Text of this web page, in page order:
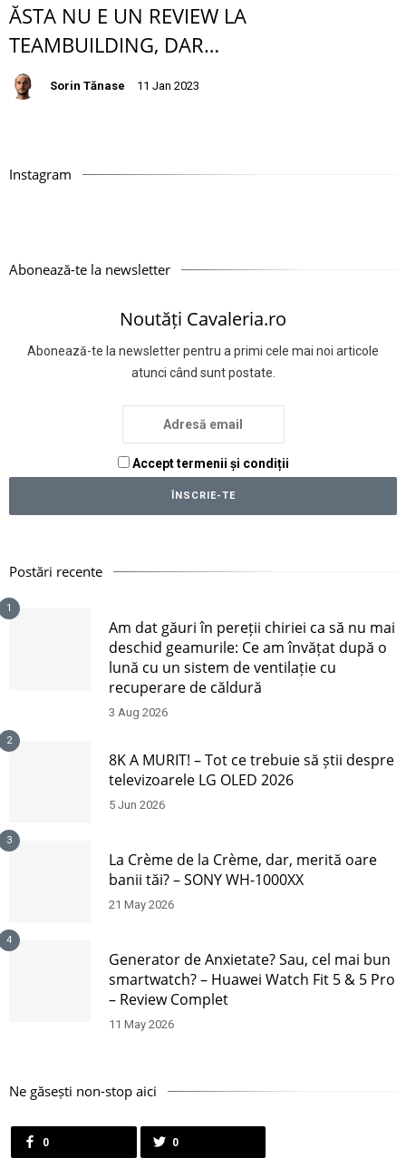
ĂSTA NU E UN REVIEW LA
TEAMBUILDING, DAR…
Sorin Tănase 11 Jan 2023
Instagram
Abonează-te la newsletter
Noutăți Cavaleria.ro
Abonează-te la newsletter pentru a primi cele mai noi articole
atunci când sunt postate.
Accept termenii și condiții
Postări recente
1
Am dat găuri în pereții chiriei ca să nu mai
deschid geamurile: Ce am învățat după o
lună cu un sistem de ventilație cu
recuperare de căldură
3 Aug 2026
2
8K A MURIT! – Tot ce trebuie să știi despre
televizoarele LG OLED 2026
5 Jun 2026
3
La Crème de la Crème, dar, merită oare
banii tăi? – SONY WH-1000XX
21 May 2026
4
Generator de Anxietate? Sau, cel mai bun
smartwatch? – Huawei Watch Fit 5 & 5 Pro
– Review Complet
11 May 2026
Ne găsești non-stop aici
0 0